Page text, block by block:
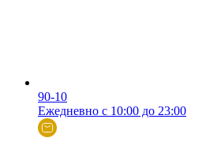
90-10
Ежедневно с 10:00 до 23:00